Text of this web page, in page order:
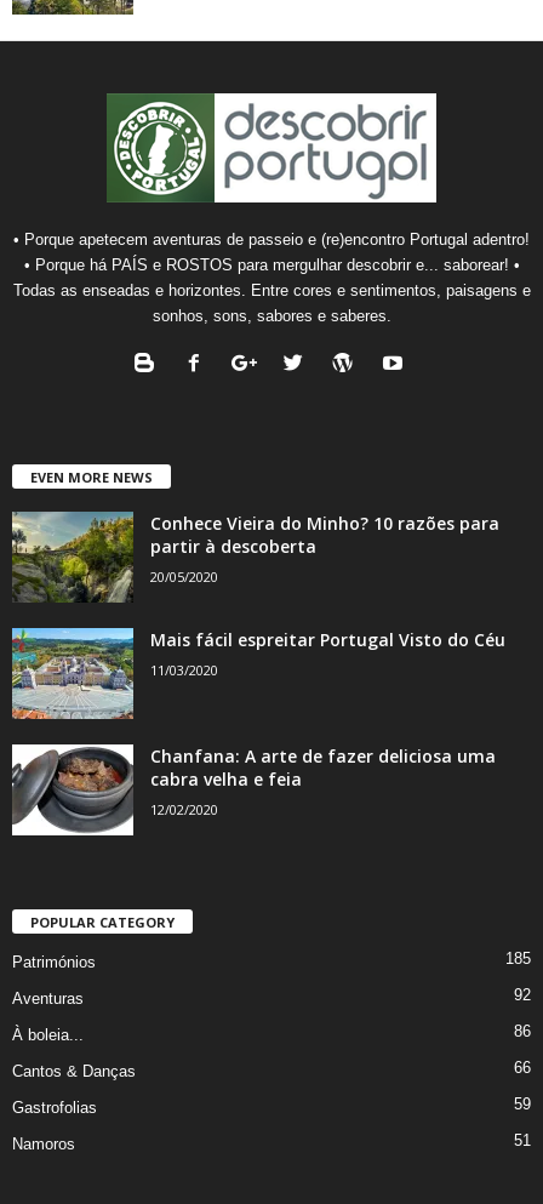
• Porque apetecem aventuras de passeio e (re)encontro Portugal adentro!
• Porque há PAÍS e ROSTOS para mergulhar descobrir e... saborear! •
Todas as enseadas e horizontes. Entre cores e sentimentos, paisagens e
sonhos, sons, sabores e saberes.
EVEN MORE NEWS
Conhece Vieira do Minho? 10 razões para
partir à descoberta
20/05/2020
Mais fácil espreitar Portugal Visto do Céu
11/03/2020
Chanfana: A arte de fazer deliciosa uma
cabra velha e feia
12/02/2020
POPULAR CATEGORY
Patrimónios 185
Aventuras 92
À boleia... 86
Cantos & Danças 66
Gastrofolias 59
Namoros 51